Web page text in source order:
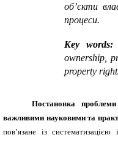
об’єкти
процеси.
Key words:
ownership,
property
Постановка
важливими науковими та
пов’язане із